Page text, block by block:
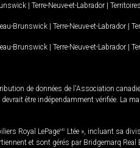
| Terre-Neuve-et-Labrador |
Brunswick | Terre-Neuve-et-Labrador |
Brunswick | Terre-Neuve-et-Labrador |
de données de l'Association
être indépendamment vérifiée. La
Royal LePageMD Ltée », incluant sa
et sont gérés par Bridgemarq Real